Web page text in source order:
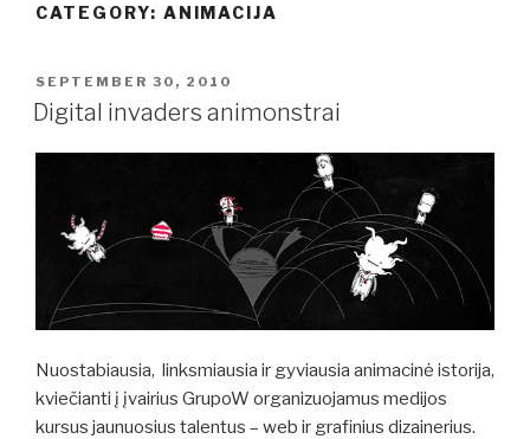
CATEGORY: ANIMACIJA
POSTED
ON
SEPTEMBER 30, 2010
Digital invaders animonstrai
Nuostabiausia, linksmiausia ir gyviausia animacinė istorija,
kviečianti į įvairius GrupoW organizuojamus medijos
kursus jaunuosius talentus – web ir grafinius dizainerius.